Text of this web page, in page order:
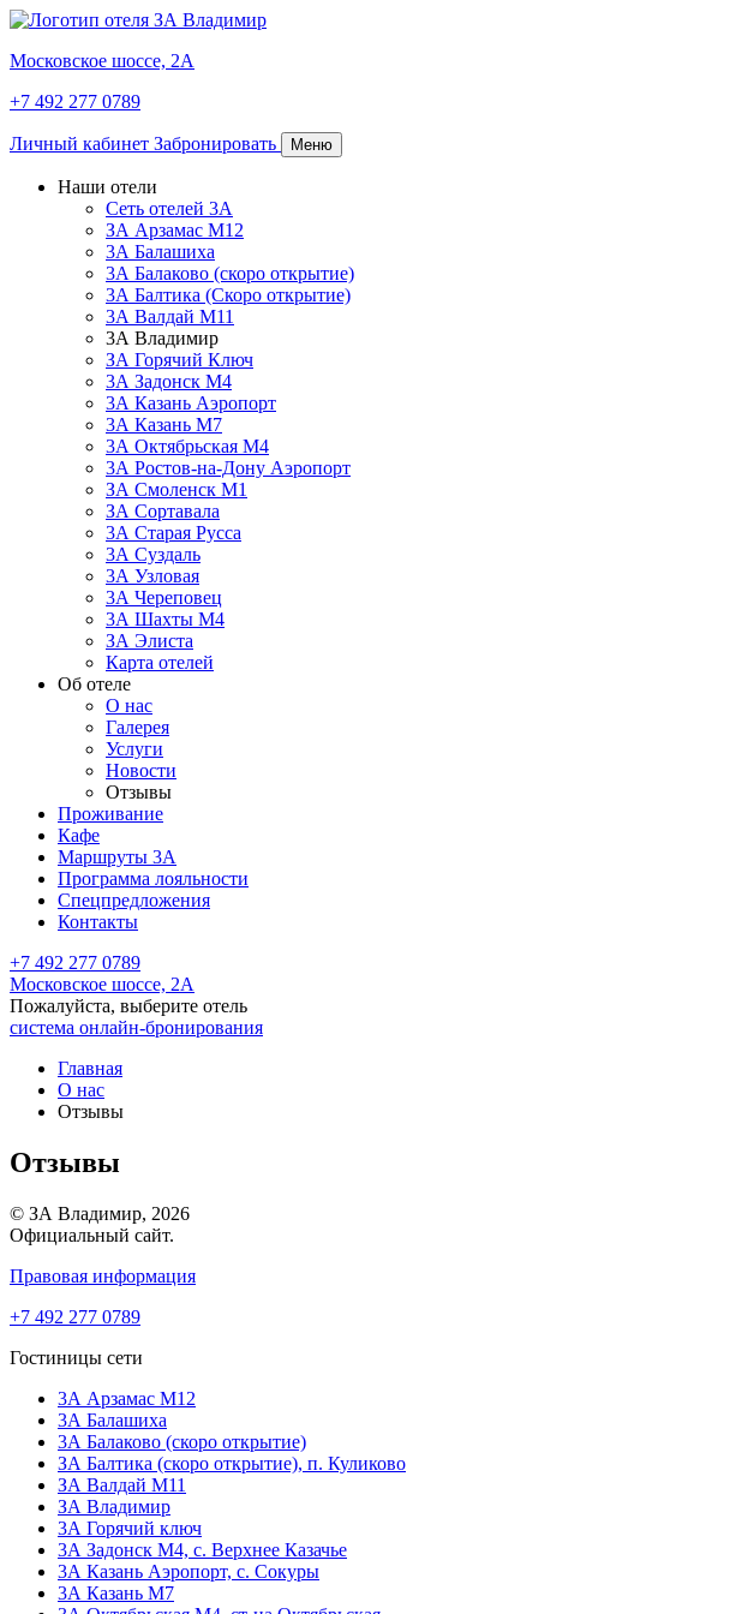
Московское шоссе, 2А
+7 492 277 0789
Личный кабинет Забронировать Меню
Наши отели
Сеть отелей 3А
ЗА Арзамас М12
3А Балашиха
3А Балаково (скоро открытие)
3А Балтика (Скоро открытие)
3А Валдай М11
3А Владимир
ЗА Горячий Ключ
3А Задонск М4
3А Казань Аэропорт
3А Казань M7
3А Октябрьская М4
3А Ростов-на-Дону Аэропорт
ЗА Смоленск М1
ЗА Сортавала
3А Старая Русса
3А Суздаль
3А Узловая
3А Череповец
3А Шахты М4
ЗА Элиста
Карта отелей
Об отеле
О нас
Галерея
Услуги
Новости
Отзывы
Проживание
Кафе
Маршруты 3А
Программа лояльности
Спецпредложения
Контакты
+7 492 277 0789
Московское шоссе, 2А
Пожалуйста, выберите отель
система онлайн-бронирования
Главная
О нас
Отзывы
Отзывы
© ЗА Владимир, 2026
Официальный сайт.
Правовая информация
+7 492 277 0789
Гостиницы сети
3А Арзамас М12
3А Балашиха
3А Балаково (скоро открытие)
ЗА Балтика (скоро открытие), п. Куликово
ЗА Валдай M11
ЗА Владимир
3А Горячий ключ
3А Задонск М4, с. Верхнее Казачье
3А Казань Аэропорт, с. Сокуры
3А Казань М7